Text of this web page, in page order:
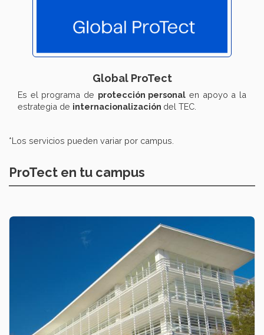
Global ProTect
Es el programa de protección personal en apoyo a la
estrategia de internacionalización del TEC.
*Los servicios pueden variar por campus.
ProTect en tu campus